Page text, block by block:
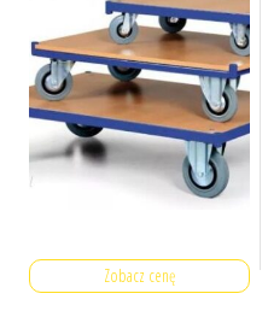
Zobacz cenę